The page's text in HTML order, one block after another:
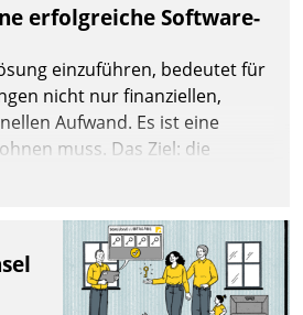
erfolgreiche Software-
einzuführen, bedeutet für
nicht nur finanziellen,
Aufwand. Es ist eine
muss. Das Ziel: die
der Geschäftsabläufe. Damit
sollten einige Grundregeln